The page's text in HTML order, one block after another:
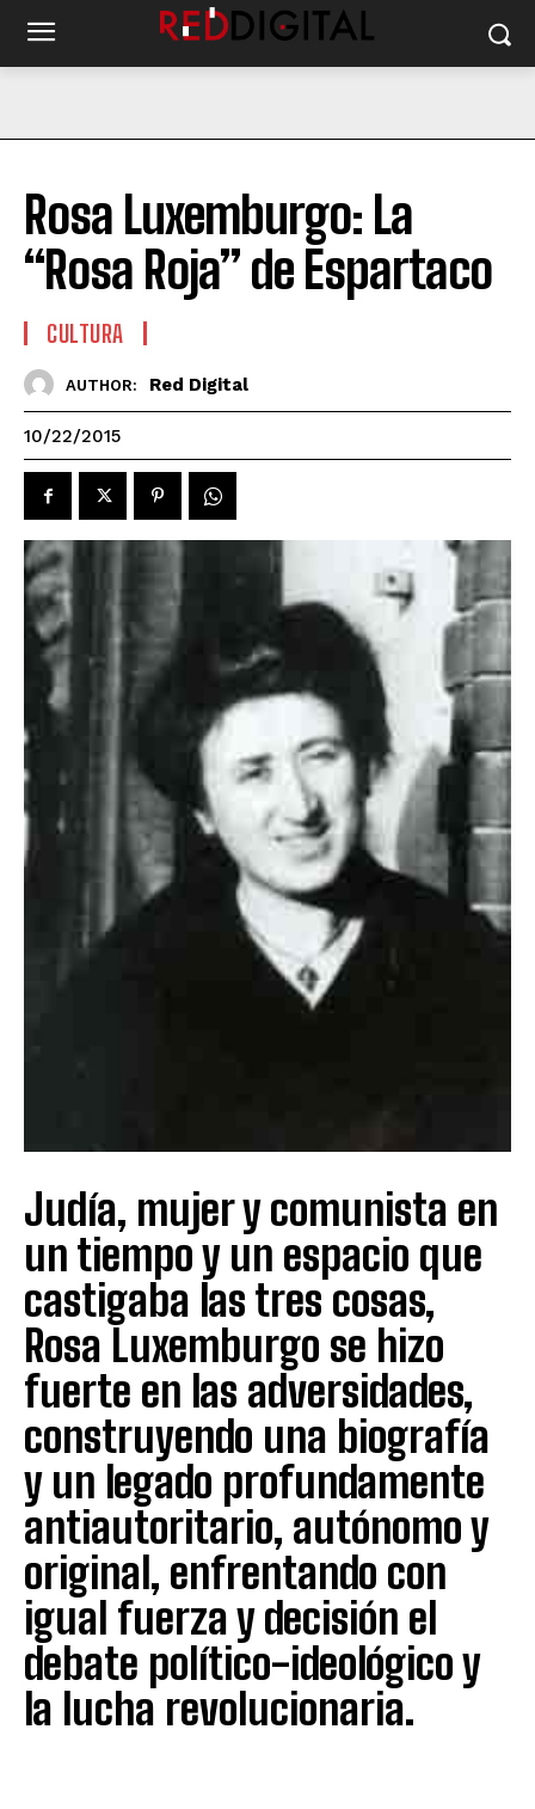
Rosa Luxemburgo: La
“Rosa Roja” de Espartaco
CULTURA
AUTHOR: Red Digital
10/22/2015
Judía, mujer y comunista en
un tiempo y un espacio que
castigaba las tres cosas,
Rosa Luxemburgo se hizo
fuerte en las adversidades,
construyendo una biografía
y un legado profundamente
antiautoritario, autónomo y
original, enfrentando con
igual fuerza y decisión el
debate político-ideológico y
la lucha revolucionaria.